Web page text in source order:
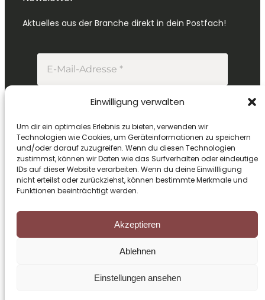
Einwilligung verwalten
Um dir ein optimales Erlebnis zu bieten, verwenden wir
Technologien wie Cookies, um Geräteinformationen zu speichern
und/oder darauf zuzugreifen. Wenn du diesen Technologien
zustimmst, können wir Daten wie das Surfverhalten oder eindeutige
IDs auf dieser Website verarbeiten. Wenn du deine Einwillligung
nicht erteilst oder zurückziehst, können bestimmte Merkmale und
Funktionen beeinträchtigt werden.
Akzeptieren
Ablehnen
Einstellungen ansehen
Aktuelles aus der Branche direkt in dein Postfach!
Mit deiner Anmeldung erhältst du unseren
Newsletter. Informationen zur Verarbeitung
deiner Daten findest du in unserer
Datenschutzerklärung.
Copyright © 2026 Grimm Consulting
Mady with ❤️ by Agentur MARS.